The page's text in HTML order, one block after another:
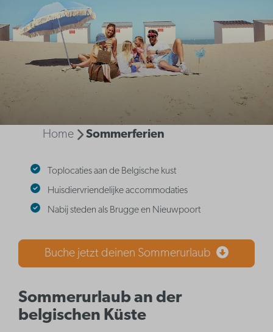
Home Sommerferien
Toplocaties aan de Belgische kust
Huisdiervriendelijke accommodaties
Nabij steden als Brugge en Nieuwpoort
Buche jetzt deinen Sommerurlaub
Sommerurlaub an der
belgischen Küste